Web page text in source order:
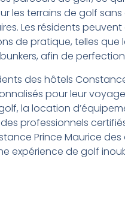
les terrains de golf
Les résidents
de pratique, telles que
afin de
des hôtels
pour leur
la location
professionnels
Prince Maurice
expérience de golf